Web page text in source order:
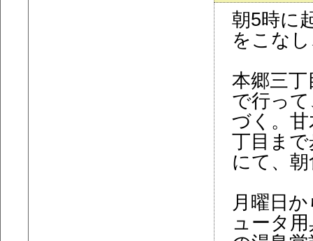
朝5時に
をこな
本郷三
で行っ
づく。
丁目ま
にて、
月曜日
ュータ